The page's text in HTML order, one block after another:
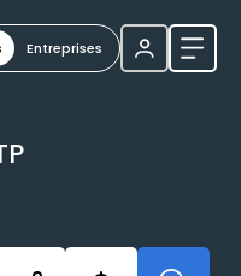
Entreprises
l’enregistrement.